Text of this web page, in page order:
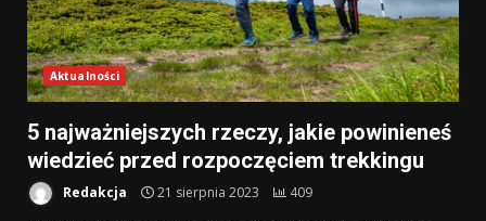
Aktualności
5 najważniejszych rzeczy, jakie powinieneś
wiedzieć przed rozpoczęciem trekkingu
Redakcja 21 sierpnia 2023 409